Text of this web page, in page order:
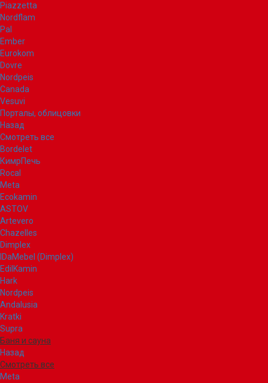
Piazzetta
Nordflam
Pal
Ember
Eurokom
Dovre
Nordpeis
Canada
Vesuvi
Порталы, облицовки
Назад
Смотреть все
Bordelet
КимрПечь
Rocal
Meta
Ecokamin
ASTOV
Artevero
Chazelles
Dimplex
IDaMebel (Dimplex)
EdilKamin
Hark
Nordpeis
Andalusia
Kratki
Supra
Баня и сауна
Назад
Смотреть все
Meta